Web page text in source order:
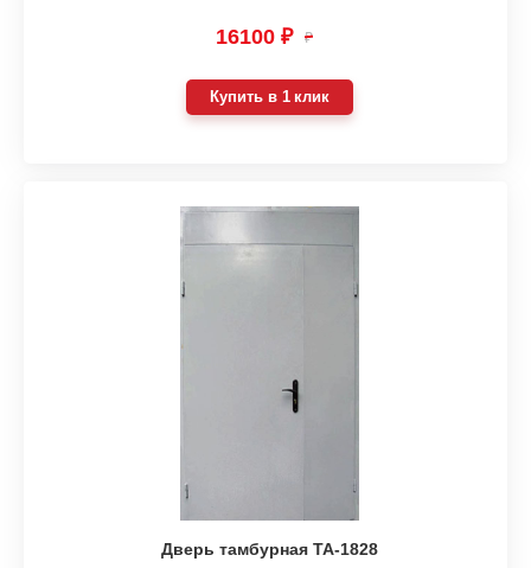
16100 ₽ ₽
Купить в 1 клик
Дверь тамбурная ТА-1828